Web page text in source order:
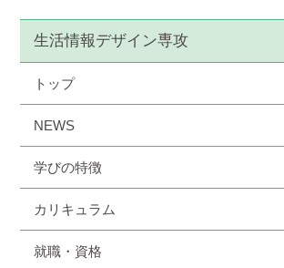
生活情報デザイン専攻
トップ
NEWS
学びの特徴
カリキュラム
就職・資格